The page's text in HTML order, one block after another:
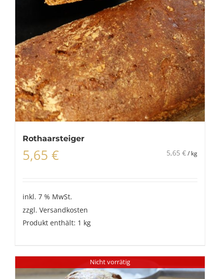
Rothaarsteiger
5,65 € 5,65 €/ kg
inkl. 7 % MwSt.
zzgl. Versandkosten
Produkt enthält: 1 kg
Nicht vorrätig